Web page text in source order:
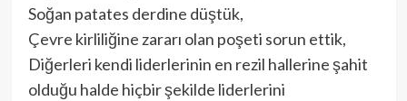
Soğan patates derdine düştük,
Çevre kirliliğine zararı olan poşeti sorun ettik,
Diğerleri kendi liderlerinin en rezil hallerine şahit
olduğu halde hiçbir şekilde liderlerini